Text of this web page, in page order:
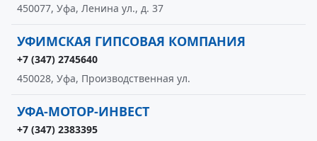
450077, Уфа, Ленина ул., д. 37
УФИМСКАЯ ГИПСОВАЯ КОМПАНИЯ
+7 (347) 2745640
450028, Уфа, Производственная ул.
УФА-МОТОР-ИНВЕСТ
+7 (347) 2383395